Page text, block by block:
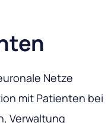
Netze
mit Patienten bei
Verwaltung